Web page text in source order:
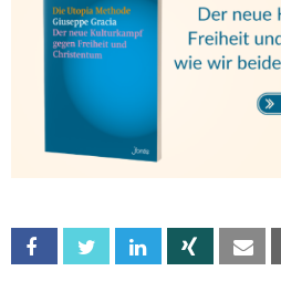
Facebook Twitter Linkedin Xing